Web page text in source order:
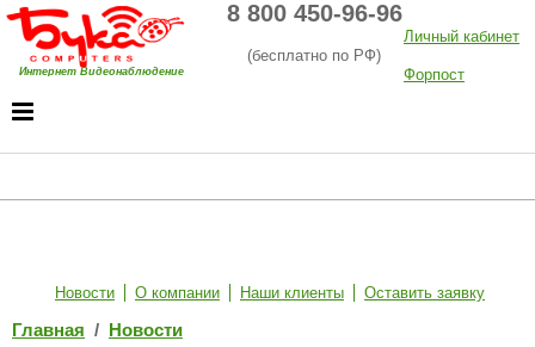
Интернет Видеонаблюдение
8 800 450-96-96
(бесплатно по РФ)
Личный кабинет
Форпост
Новости О компании Наши клиенты Оставить заявку
Главная / Новости